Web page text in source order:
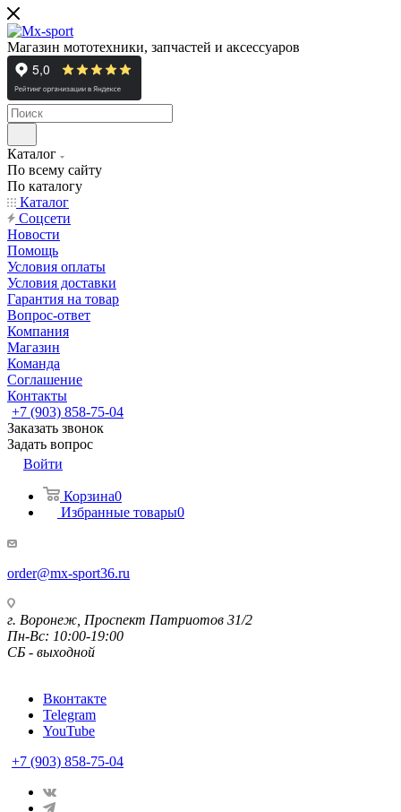
Магазин мототехники, запчастей и аксессуаров
Каталог
По всему сайту
По каталогу
Каталог
Cоцсети
Новости
Помощь
Условия оплаты
Условия доставки
Гарантия на товар
Вопрос-ответ
Компания
Магазин
Команда
Соглашение
Контакты
+7 (903) 858-75-04
Заказать звонок
Задать вопрос
Войти
Корзина0
Избранные товары0
order@mx-sport36.ru
г. Воронеж, Проспект Патриотов 31/2
Пн-Вс: 10:00-19:00
СБ - выходной
Вконтакте
Telegram
YouTube
+7 (903) 858-75-04